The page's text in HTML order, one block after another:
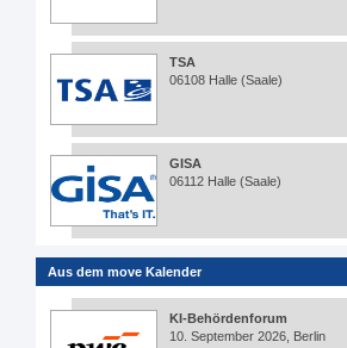
TSA
06108 Halle (Saale)
GISA
06112 Halle (Saale)
Aus dem move Kalender
KI-Behördenforum
10. September 2026, Berlin